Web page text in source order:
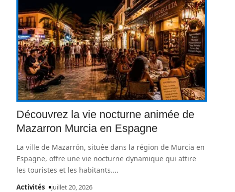
Découvrez la vie nocturne animée de
Mazarron Murcia en Espagne
La ville de Mazarrón, située dans la région de Murcia en
Espagne, offre une vie nocturne dynamique qui attire
les touristes et les habitants.…
Activités juillet 20, 2026